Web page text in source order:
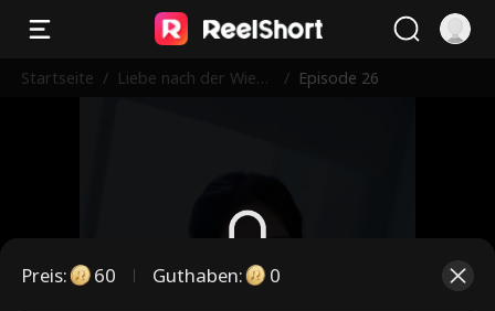
Startseite / Liebe nach der Wiede
/ Episode 26
Preis: 60 Guthaben: 0